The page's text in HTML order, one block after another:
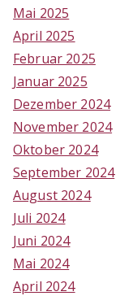
Mai 2025
April 2025
Februar 2025
Januar 2025
Dezember 2024
November 2024
Oktober 2024
September 2024
August 2024
Juli 2024
Juni 2024
Mai 2024
April 2024